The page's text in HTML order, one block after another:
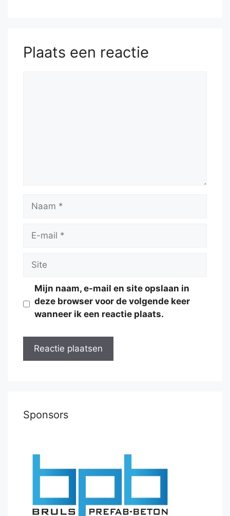
Plaats een reactie
Naam
Site
Mijn naam, e-mail en site opslaan in
deze browser voor de volgende keer
wanneer ik een reactie plaats.
Sponsors